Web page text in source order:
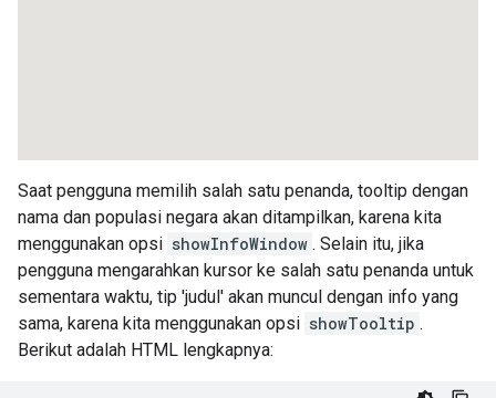
Saat pengguna memilih salah satu penanda, tooltip dengan
nama dan populasi negara akan ditampilkan, karena kita
menggunakan opsi showInfoWindow . Selain itu, jika
pengguna mengarahkan kursor ke salah satu penanda untuk
sementara waktu, tip 'judul' akan muncul dengan info yang
sama, karena kita menggunakan opsi showTooltip .
Berikut adalah HTML lengkapnya: